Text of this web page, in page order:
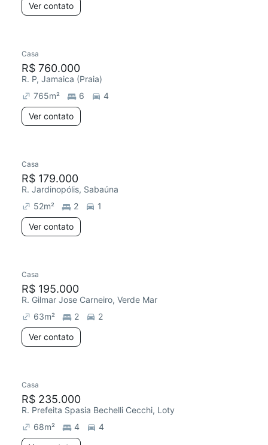
Ver contato
Casa
R$ 760.000
R. P, Jamaica (Praia)
765m² 6
4
Ver contato
Casa
R$ 179.000
R. Jardinopólis, Sabaúna
52m² 2
1
Ver contato
Casa
R$ 195.000
R. Gilmar Jose Carneiro, Verde Mar
63m² 2
2
Ver contato
Casa
R$ 235.000
R. Prefeita Spasia Bechelli Cecchi, Loty
68m² 4
4